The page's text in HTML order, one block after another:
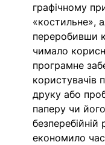
графічному
«костильне»,
переробивши
чимало
програмне
користувачів
друку або
паперу чи
безперебійній
економило